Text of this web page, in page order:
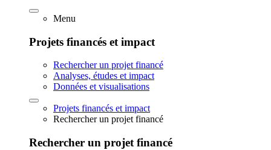
Menu
Projets financés et impact
Rechercher un projet financé
Analyses, études et impact
Données et visualisations
Projets financés et impact
Rechercher un projet financé
Rechercher un projet financé